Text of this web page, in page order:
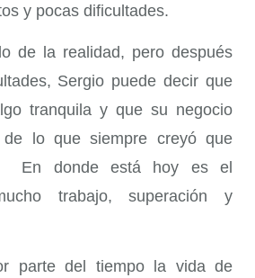
y pocas dificultades.
de la realidad, pero después
Sergio puede decir que
tranquila y que su negocio
lo que siempre creyó que
En donde está hoy es el
trabajo, superación y
parte del tiempo la vida de